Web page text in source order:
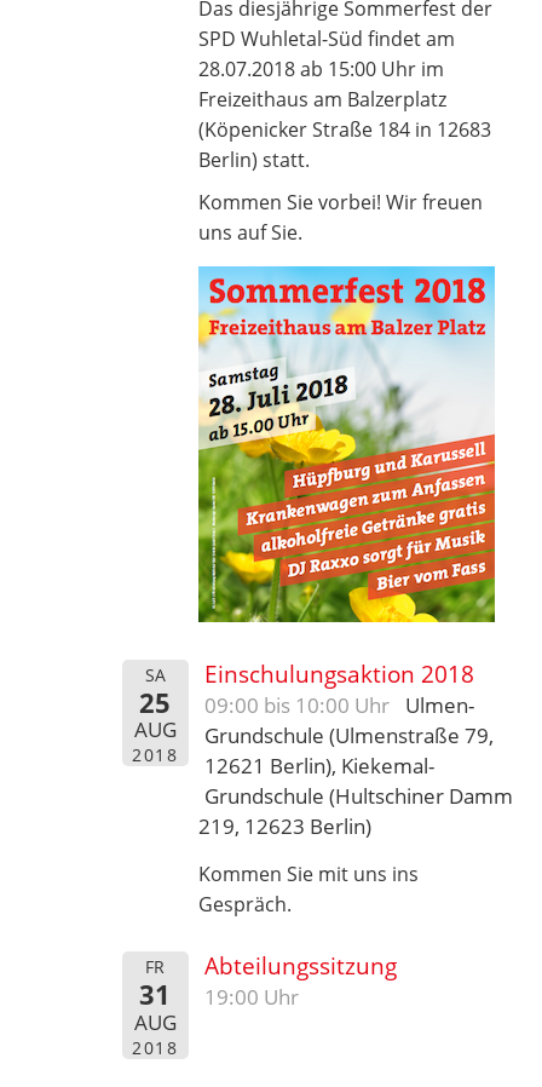
Das diesjährige Sommerfest der
SPD Wuhletal-Süd findet am
28.07.2018 ab 15:00 Uhr im
Freizeithaus am Balzerplatz
(Köpenicker Straße 184 in 12683
Berlin) statt.
Kommen Sie vorbei! Wir freuen
uns auf Sie.
SA
25
AUG
2018
Einschulungsaktion 2018
09:00 bis 10:00 Uhr
Ulmen-
Grundschule (Ulmenstraße 79,
12621 Berlin), Kiekemal-
Grundschule (Hultschiner Damm
219, 12623 Berlin)
Kommen Sie mit uns ins
Gespräch.
FR
31
AUG
2018
Abteilungssitzung
19:00 Uhr